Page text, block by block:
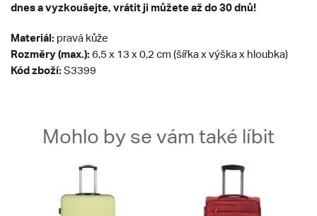
dnes a vyzkoušejte, vrátit ji můžete až do 30 dnů!
Materiál: pravá kůže
Rozměry (max.): 6,5 x 13 x 0,2 cm (šířka x výška x hloubka)
Kód zboží: S3399
Mohlo by se vám také líbit